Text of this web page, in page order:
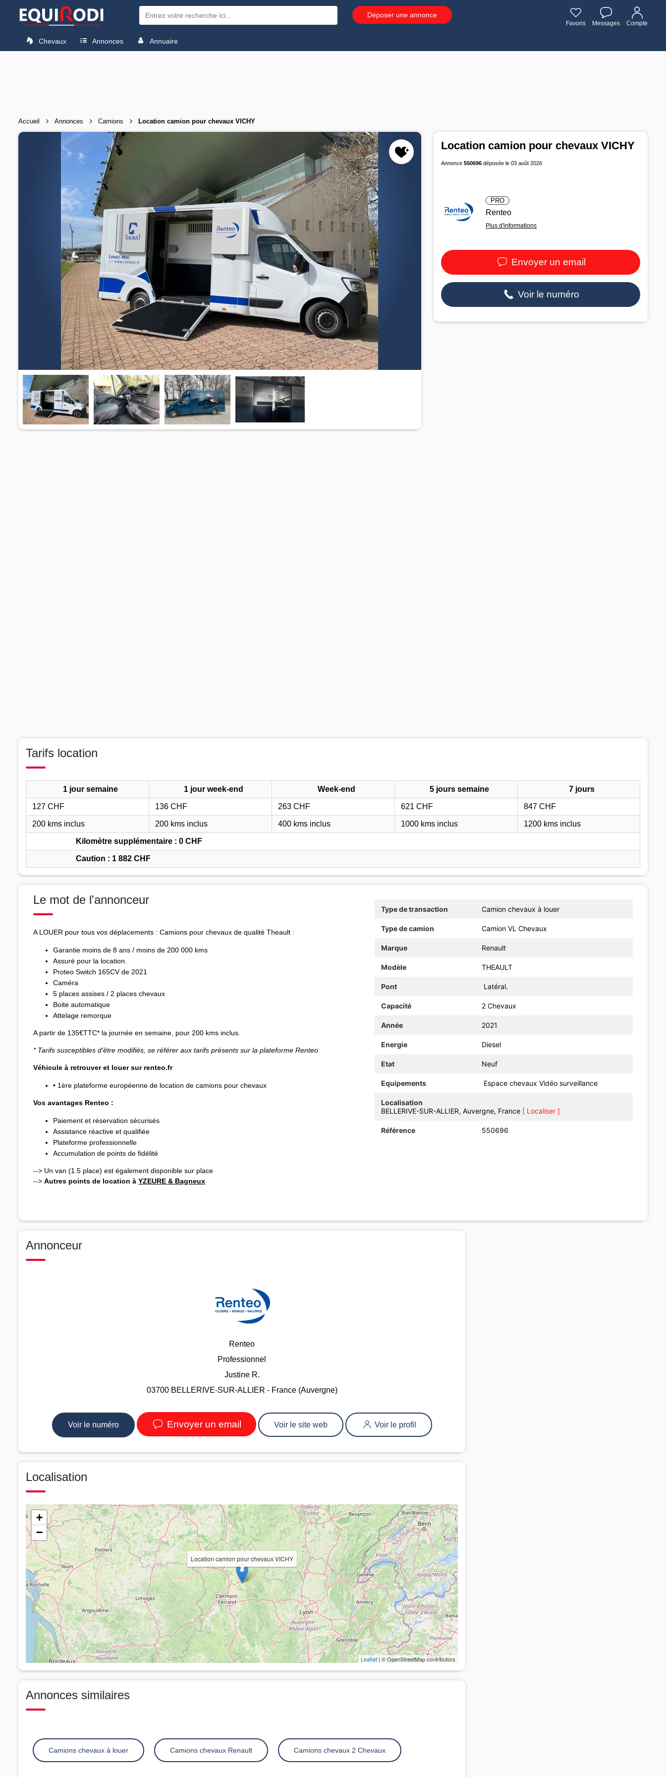
Déposer une annonce
Favoris Messages Compte
Chevaux Annonces Annuaire
Accueil Annonces Camions Location camion pour chevaux VICHY
Location camion pour chevaux VICHY
Annonce550696 déposée le 03 août 2026
PRO
Renteo
Plus d'informations
Envoyer un email
Voir le numéro
Tarifs location
1 jour semaine 1 jour week-end Week-end 5 jours semaine 7 jours
127 CHF 136 CHF 263 CHF 621 CHF 847 CHF
200 kms inclus 200 kms inclus 400 kms inclus 1000 kms inclus 1200 kms inclus
Kilomètre supplémentaire : 0 CHF
Caution : 1 882 CHF
Le mot de l'annonceur
A LOUER pour tous vos déplacements : Camions pour chevaux de qualité Theault :
Garantie moins de 8 ans / moins de 200 000 kms
Assuré pour la location.
Proteo Switch 165CV de 2021
Caméra
5 places assises / 2 places chevaux
Boite automatique
Attelage remorque
A partir de 135€TTC* la journée en semaine, pour 200 kms inclus.
* Tarifs susceptibles d'être modifiés, se référer aux tarifs présents sur la plateforme Renteo
Véhicule à retrouver et louer sur renteo.fr
• 1ère plateforme européenne de location de camions pour chevaux
Vos avantages Renteo :
Paiement et réservation sécurisés
Assistance réactive et qualifiée
Plateforme professionnelle
Accumulation de points de fidélité
--> Un van (1.5 place) est également disponible sur place
--> Autres points de location à YZEURE & Bagneux
Type de transaction Camion chevaux à louer
Type de camion Camion VL Chevaux
Marque Renault
Modèle THEAULT
Pont Latéral.
Capacité 2 Chevaux
Année 2021
Energie Diesel
Etat Neuf
Equipements Espace chevauxVidéo surveillance
Localisation
BELLERIVE-SUR-ALLIER, Auvergne, France [ Localiser ]
Référence 550696
Annonceur
Renteo
Professionnel
Justine R.
03700 BELLERIVE-SUR-ALLIER - France (Auvergne)
Voir le numéro Envoyer un email Voir le site web Voir le profil
Localisation
Location camion pour chevaux VICHY
+
−
Leaflet| © OpenStreetMap contributors
Annonces similaires
Camions chevaux à louer Camions chevaux Renault Camions chevaux 2 Chevaux